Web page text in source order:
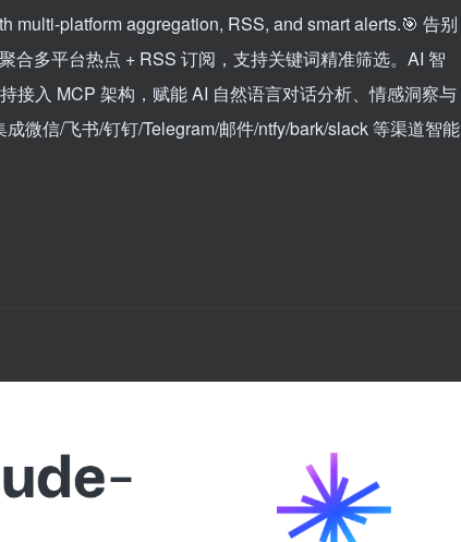
multi-platform aggregation, RSS, and smart alerts.🎯 告别
合多平台热点 + RSS 订阅，支持关键词精准筛选。AI 智
接入 MCP 架构，赋能 AI 自然语言对话分析、情感洞察与
微信/飞书/钉钉/Telegram/邮件/ntfy/bark/slack 等渠道智能